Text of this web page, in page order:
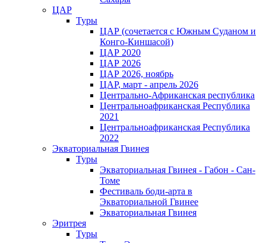
ЦАР
Туры
ЦАР (сочетается с Южным Суданом и
Конго-Киншасой)
ЦАР 2020
ЦАР 2026
ЦАР 2026, ноябрь
ЦАР, март - апрель 2026
Центрально-Африканская республика
Центральноафриканская Республика
2021
Центральноафриканская Республика
2022
Экваториальная Гвинея
Туры
Экваториальная Гвинея - Габон - Сан-
Томе
Фестиваль боди-арта в
Экваториальной Гвинее
Экваториальная Гвинея
Эритрея
Туры